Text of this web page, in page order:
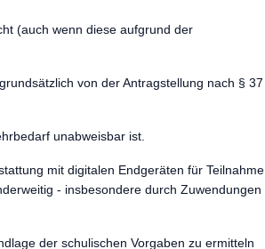
(auch wenn diese aufgrund der
von der Antragstellung nach § 37
unabweisbar ist.
mit digitalen Endgeräten für Teilnahme
- insbesondere durch Zuwendungen
der schulischen Vorgaben zu ermitteln